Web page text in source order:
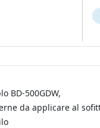
BD-500GDW,
da applicare al